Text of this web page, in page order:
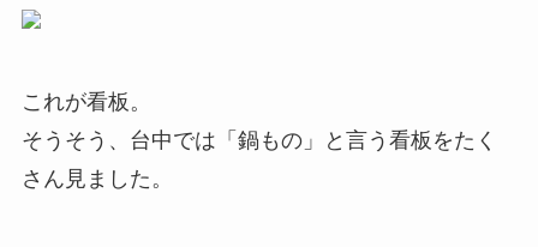
これが看板。
そうそう、台中では「鍋もの」と言う看板をたく
さん見ました。